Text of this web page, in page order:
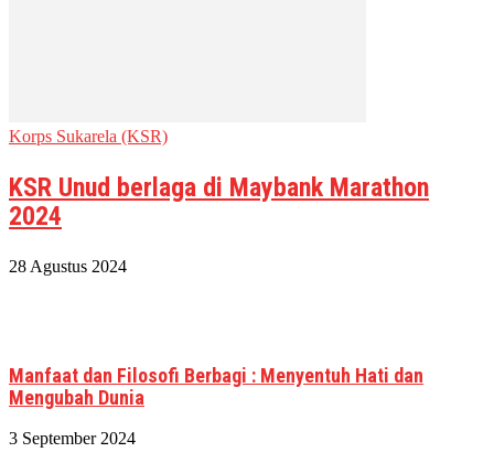
Korps Sukarela (KSR)
KSR Unud berlaga di Maybank Marathon
2024
28 Agustus 2024
Manfaat dan Filosofi Berbagi : Menyentuh Hati dan
Mengubah Dunia
3 September 2024